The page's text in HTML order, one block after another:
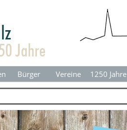
Menü überspringen
▼
Bürger ▼
Vereine ▼
1250 Jahre